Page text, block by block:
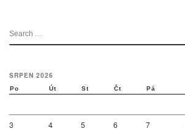
SEARCH
SRPEN 2026
Po Út St Čt Pá
3
4 5 6 7